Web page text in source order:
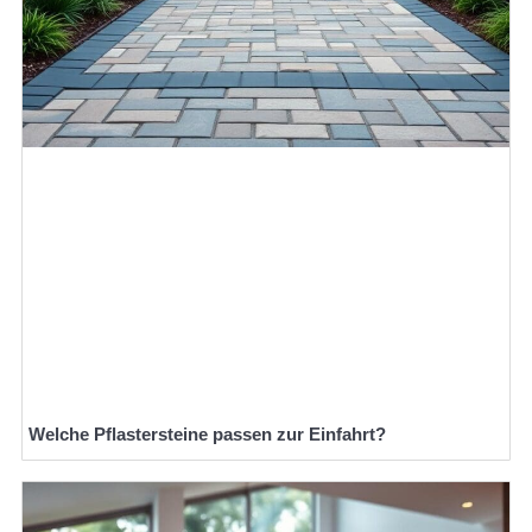
Welche Pflastersteine passen zur Einfahrt?